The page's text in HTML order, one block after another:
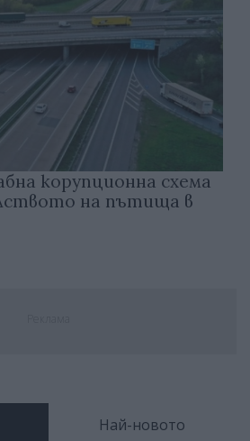
корупционна схема
на пътища в
Най-новото